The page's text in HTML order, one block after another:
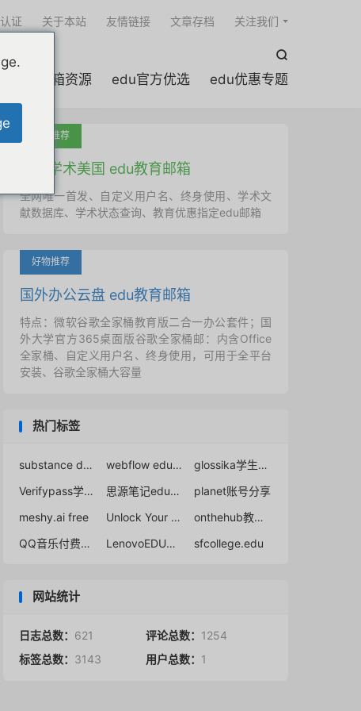

edu邮箱资源 edu官方优选 edu优惠专题
证 关于本站 友情链接 文章存档 关注我们
吐血推荐
国外学术美国 edu教育邮箱
全网唯一首发、自定义用户名、终身使用、学术文
献数据库、学术状态查询、教育优惠指定edu邮箱
好物推荐
国外办公云盘 edu教育邮箱
特点：微软谷歌全家桶教育版二合一办公套件；国
外大学官方365桌面版谷歌全家桶邮：内含Office
全家桶、自定义用户名、终身使用，可用于全平台
安装、谷歌全家桶大容量
热门标签
substance designer webflow education
glossika学生优惠申请
Verifypass学生折扣
思源笔记edu邮箱教育优惠
planet账号分享
meshy.ai free
Unlock Your Exclusive Discount at Proton
onthehub教育邮箱
QQ音乐付费破解
LenovoEDU教育商店 sfcollege.edu
网站统计
日志总数： 621 评论总数： 1254
标签总数： 3143 用户总数： 1